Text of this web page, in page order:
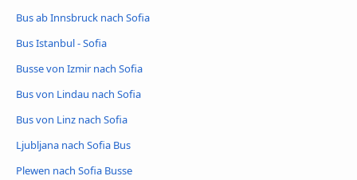
Bus ab Innsbruck nach Sofia
Bus Istanbul - Sofia
Busse von Izmir nach Sofia
Bus von Lindau nach Sofia
Bus von Linz nach Sofia
Ljubljana nach Sofia Bus
Plewen nach Sofia Busse